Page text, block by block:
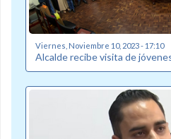
Viernes, Noviembre 10, 2023 - 17:10
Alcalde recibe visita de